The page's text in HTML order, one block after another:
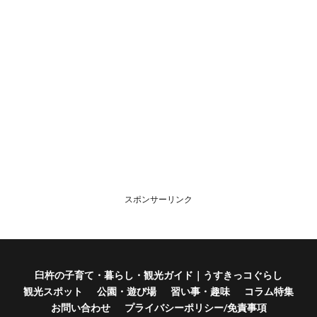
スポンサーリンク
臼杵の子育て・暮らし・観光ガイド｜うすきっコぐらし
観光スポット
公園・遊び場 習い事・趣味
コラム特集
お問い合わせ
プライバシーポリシー/免責事項